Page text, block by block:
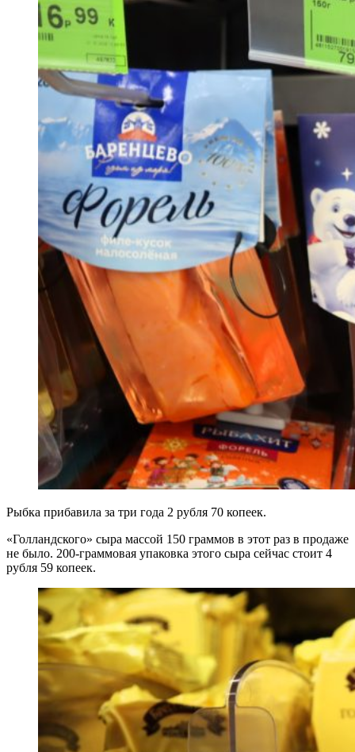
Рыбка прибавила за три года 2 рубля 70 копеек.
«Голландского» сыра массой 150 граммов в этот раз в продаже
не было. 200-граммовая упаковка этого сыра сейчас стоит 4
рубля 59 копеек.